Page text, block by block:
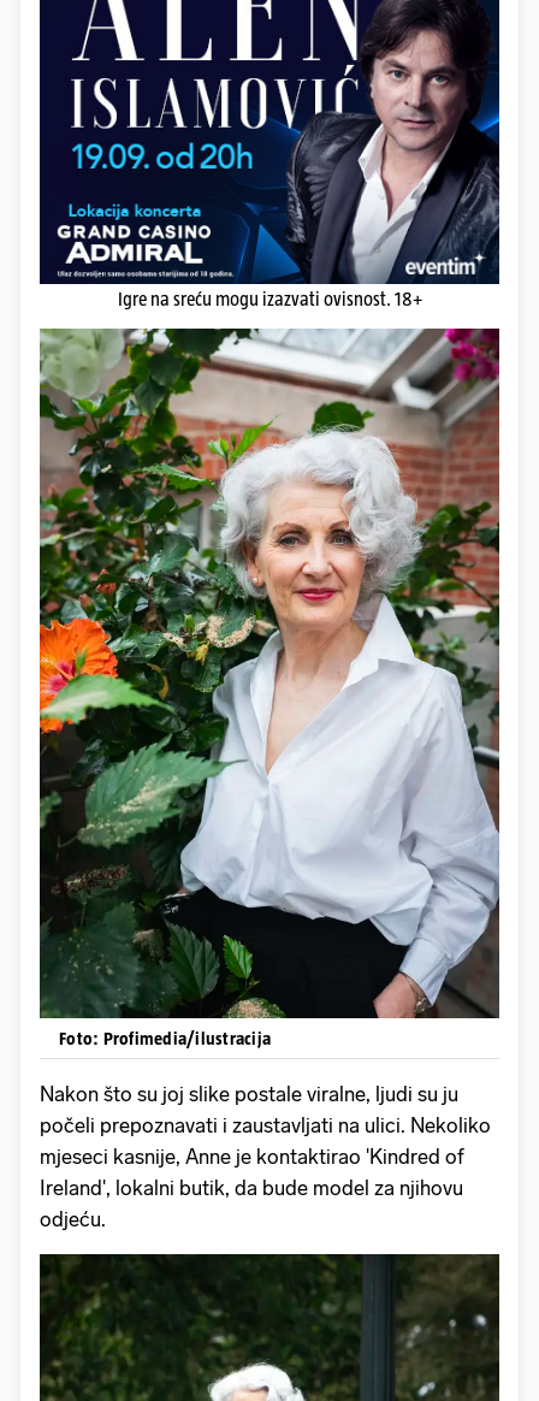
Igre na sreću mogu izazvati ovisnost. 18+
Foto: Profimedia/ilustracija
Nakon što su joj slike postale viralne, ljudi su ju
počeli prepoznavati i zaustavljati na ulici. Nekoliko
mjeseci kasnije, Anne je kontaktirao 'Kindred of
Ireland', lokalni butik, da bude model za njihovu
odjeću.